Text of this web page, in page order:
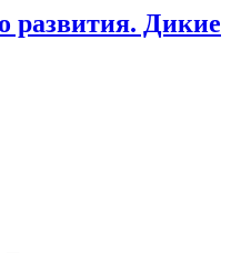
развития. Дикие